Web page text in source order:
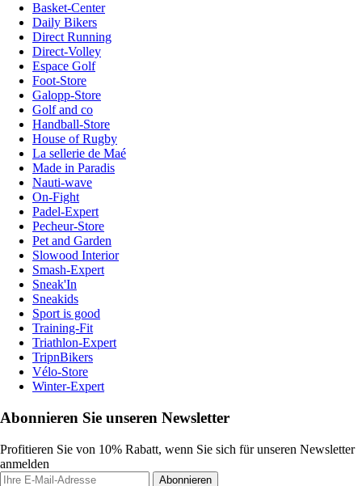
Basket-Center
Daily Bikers
Direct Running
Direct-Volley
Espace Golf
Foot-Store
Galopp-Store
Golf and co
Handball-Store
House of Rugby
La sellerie de Maé
Made in Paradis
Nauti-wave
On-Fight
Padel-Expert
Pecheur-Store
Pet and Garden
Slowood Interior
Smash-Expert
Sneak'In
Sneakids
Sport is good
Training-Fit
Triathlon-Expert
TripnBikers
Vélo-Store
Winter-Expert
Abonnieren Sie unseren Newsletter
Profitieren Sie von 10% Rabatt, wenn Sie sich für unseren Newsletter
anmelden
Abonnieren